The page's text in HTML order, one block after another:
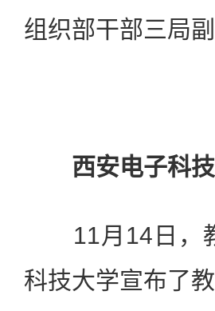
组织部干部三局
西安电子科
11月14日，教
科技大学宣布了